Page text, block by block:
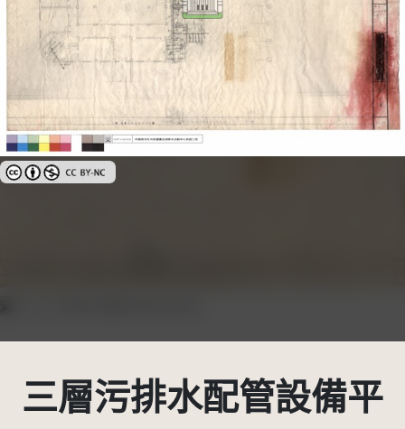
創用CC姓名標示-非商業性 3.0 台灣及其後版本(CC BY-NC 3.0 TW +)
三層污排水配管設備平